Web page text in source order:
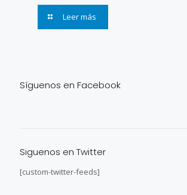
Leer más
Síguenos en Facebook
Siguenos en Twitter
[custom-twitter-feeds]